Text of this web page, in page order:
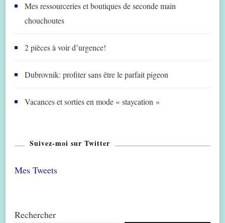
Mes ressourceries et boutiques de seconde main
chouchoutes
2 pièces à voir d’urgence!
Dubrovnik: profiter sans être le parfait pigeon
Vacances et sorties en mode « staycation »
Suivez-moi sur Twitter
Mes Tweets
Rechercher